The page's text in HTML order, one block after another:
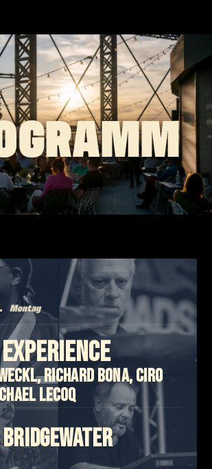
Montag
Richard Bona, Ciro
Lecoq
Bridgewater